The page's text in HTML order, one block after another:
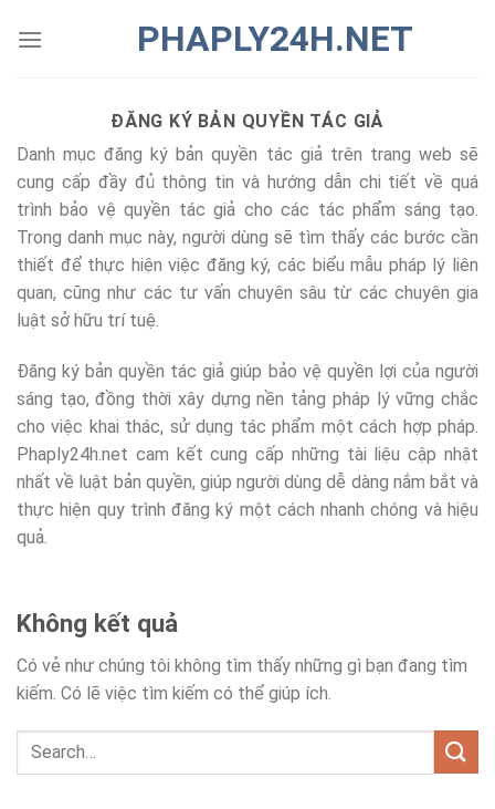
đến
PHAPLY24H.NET
ĐĂNG KÝ BẢN QUYỀN TÁC GIẢ
Danh mục đăng ký bản quyền tác giả trên trang web sẽ
cung cấp đầy đủ thông tin và hướng dẫn chi tiết về quá
trình bảo vệ quyền tác giả cho các tác phẩm sáng tạo.
Trong danh mục này, người dùng sẽ tìm thấy các bước cần
thiết để thực hiện việc đăng ký, các biểu mẫu pháp lý liên
quan, cũng như các tư vấn chuyên sâu từ các chuyên gia
luật sở hữu trí tuệ.
Đăng ký bản quyền tác giả giúp bảo vệ quyền lợi của người
sáng tạo, đồng thời xây dựng nền tảng pháp lý vững chắc
cho việc khai thác, sử dụng tác phẩm một cách hợp pháp.
Phaply24h.net cam kết cung cấp những tài liệu cập nhật
nhất về luật bản quyền, giúp người dùng dễ dàng nắm bắt và
thực hiện quy trình đăng ký một cách nhanh chóng và hiệu
quả.
Không kết quả
Có vẻ như chúng tôi không tìm thấy những gì bạn đang tìm
kiếm. Có lẽ việc tìm kiếm có thể giúp ích.